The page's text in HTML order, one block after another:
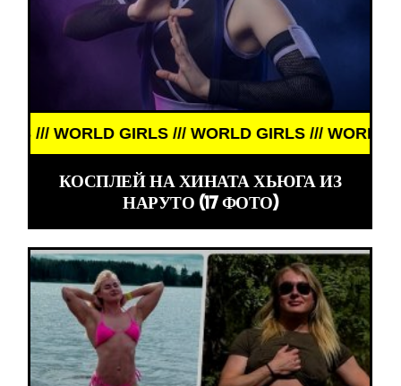
WORLD GIRLS /// WORLD GIRLS ///
КОСПЛЕЙ НА ХИНАТА ХЬЮГА ИЗ
НАРУТО (17 ФОТО)